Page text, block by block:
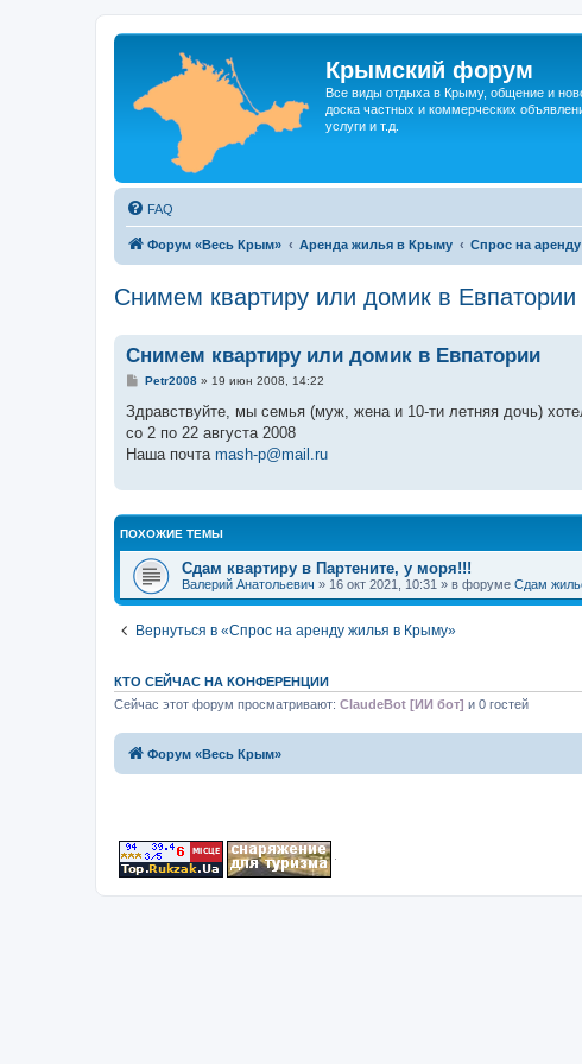
Крымский форум
Все виды отдыха в Крыму, общение и
доска частных и коммерческих
услуги и т.д.
FAQ
Форум «Весь Крым» Аренда жилья в Крыму Спрос на
Снимем квартиру или домик в Евпатории
Снимем квартиру или домик в Евпатории
С
о
б
щ
е
е
Petr2008» 19 июн 2008, 14:22
Здравствуйте, мы семья (муж, жена и 10-ти летняя дочь)
со 2 по 22 августа 2008
Наша почта mash-p@mail.ru
ПОХОЖИЕ ТЕМЫ
Сдам квартиру в Партените, у моря!!!
Валерий Анатольевич » 16 окт 2021, 10:31 » в форуме Сдам
Вернуться в «Спрос на аренду жилья в Крыму»
КТО СЕЙЧАС НА КОНФЕРЕНЦИИ
Сейчас этот форум просматривают: ClaudeBot [ИИ бот] и 0 гостей
Форум «Весь Крым»